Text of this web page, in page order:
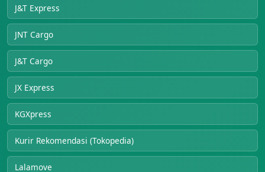
J&T Express
JNT Cargo
J&T Cargo
JX Express
KGXpress
Kurir Rekomendasi (Tokopedia)
Lalamove